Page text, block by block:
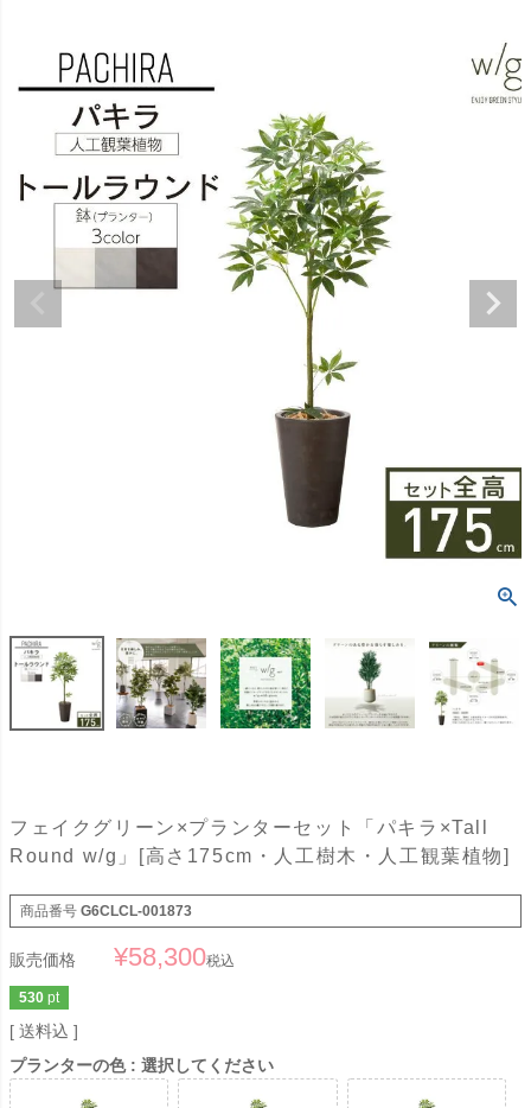
フェイクグリーン×プランターセット「パキラ×Tall
Round w/g」[高さ175cm・人工樹木・人工観葉植物]
商品番号 G6CLCL-001873
販売価格 ¥58,300税込
530 pt
送料込
プランターの色
選択してください